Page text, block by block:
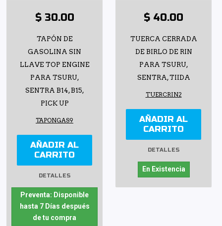
$ 30.00
TAPÓN DE
GASOLINA SIN
LLAVE TOP ENGINE
PARA TSURU,
SENTRA B14, B15,
PICK UP
TAPONGAS9
AÑADIR AL
CARRITO
DETALLES
Preventa: Disponible
hasta 7 Días después
de tu compra
$ 40.00
TUERCA CERRADA
DE BIRLO DE RIN
PARA TSURU,
SENTRA, TIIDA
TUERCRIN2
AÑADIR AL
CARRITO
DETALLES
En Existencia